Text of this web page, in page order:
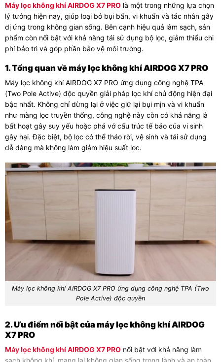
Máy lọc không khí AIRDOG X7 PROlà một trong những lựa chọn
lý tưởng hiện nay, giúp loại bỏ bụi bẩn, vi khuẩn và tác nhân gây
dị ứng trong không gian sống. Bên cạnh hiệu quả làm sạch, sản
phẩm còn nổi bật với khả năng tái sử dụng bộ lọc, giảm thiểu chi
phí bảo trì và góp phần bảo vệ môi trường.
1. Tổng quan về máy lọc không khí AIRDOG X7 PRO
Máy lọc không khí AIRDOG X7 PRO ứng dụng công nghệ TPA
(Two Pole Active) độc quyền giải pháp lọc khí chủ động hiện đại
bậc nhất. Không chỉ dừng lại ở việc giữ lại bụi mịn và vi khuẩn
như màng lọc truyền thống, công nghệ này còn có khả năng là
bất hoạt gây suy yếu hoặc phá vớ cấu trúc tế bảo của vi sinh
gây hại. Đặc biệt, bộ lọc có thể tháo rời, vệ sinh và tái sử dụng
dễ dàng mà không làm giảm hiệu suất lọc.
Máy lọc không khí AIRDOG X7 PRO ứng dụng công nghệ TPA (Two
Pole Active) độc quyền
2. Ưu điểm nổi bật của máy lọc không khí AIRDOG
X7 PRO
Máy lọc không khí AIRDOG X7 PROnổi bật với khả năng làm